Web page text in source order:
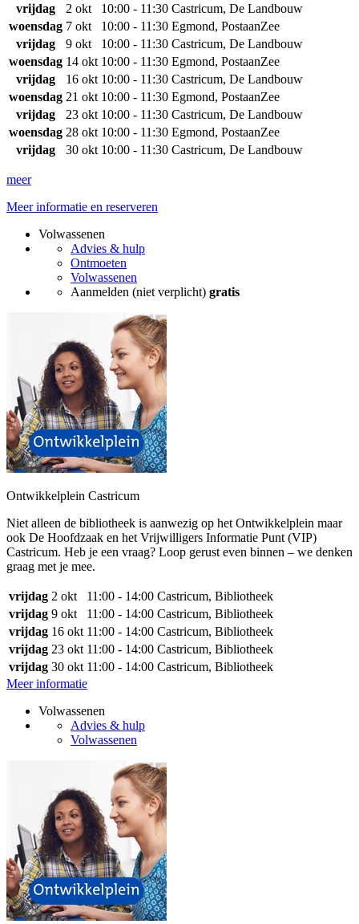
vrijdag 2 okt 10:00 - 11:30 Castricum, De Landbouw
woensdag 7 okt 10:00 - 11:30 Egmond, PostaanZee
vrijdag
9 okt 10:00 - 11:30 Castricum, De Landbouw
woensdag 14 okt 10:00 - 11:30 Egmond, PostaanZee
vrijdag
16 okt 10:00 - 11:30 Castricum, De Landbouw
woensdag 21 okt 10:00 - 11:30 Egmond, PostaanZee
vrijdag
23 okt 10:00 - 11:30 Castricum, De Landbouw
woensdag 28 okt 10:00 - 11:30 Egmond, PostaanZee
vrijdag
30 okt 10:00 - 11:30 Castricum, De Landbouw
meer
Meer informatie en reserveren
Volwassenen
Advies & hulp
Ontmoeten
Volwassenen
Aanmelden (niet verplicht) gratis
Ontwikkelplein Castricum
Niet alleen de bibliotheek is aanwezig op het Ontwikkelplein maar
ook De Hoofdzaak en het Vrijwilligers Informatie Punt (VIP)
Castricum. Heb je een vraag? Loop gerust even binnen – we denken
graag met je mee.
vrijdag 2 okt 11:00 - 14:00 Castricum, Bibliotheek
vrijdag 9 okt 11:00 - 14:00 Castricum, Bibliotheek
vrijdag 16 okt 11:00 - 14:00 Castricum, Bibliotheek
vrijdag 23 okt 11:00 - 14:00 Castricum, Bibliotheek
vrijdag 30 okt 11:00 - 14:00 Castricum, Bibliotheek
Meer informatie
Volwassenen
Advies & hulp
Volwassenen